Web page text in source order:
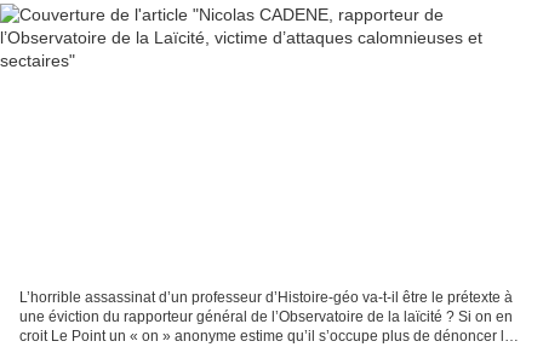
L’horrible assassinat d’un professeur d’Histoire-géo va-t-il être le prétexte à
une éviction du rapporteur général de l’Observatoire de la laïcité ? Si on en
croit Le Point un « on » anonyme estime qu’il s’occupe plus de dénoncer les